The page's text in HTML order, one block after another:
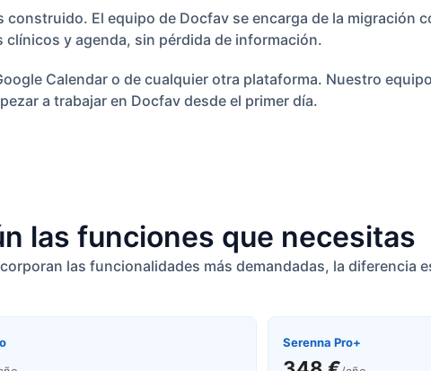
El equipo de Docfav se encarga de la migración
clínicos y agenda, sin pérdida de información.
Calendar o de cualquier otra plataforma. Nuestro
a trabajar en Docfav desde el primer día.
las funciones que necesitas
las funcionalidades más demandadas, la diferencia
Serenna Pro+